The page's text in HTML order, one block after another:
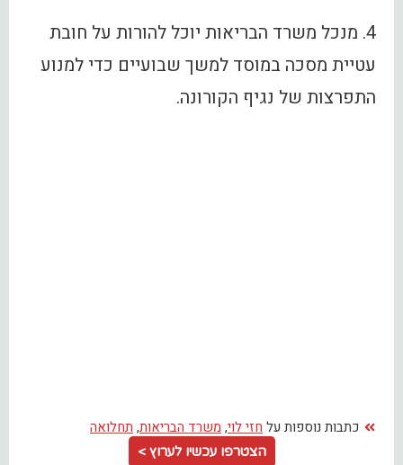
4. מנכל משרד הבריאות יוכל להורות על חובת
עטיית מסכה במוסד למשך שבועיים כדי למנוע
התפרצות של נגיף הקורונה.
כתבות נוספות על חזי לוי, משרד הבריאות, תחלואה
הצטרפו עכשיו לערוץ >